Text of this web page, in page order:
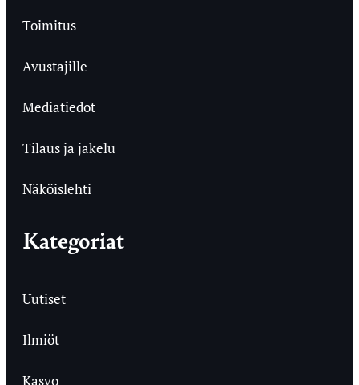
Toimitus
Avustajille
Mediatiedot
Tilaus ja jakelu
Näköislehti
Kategoriat
Uutiset
Ilmiöt
Kasvo